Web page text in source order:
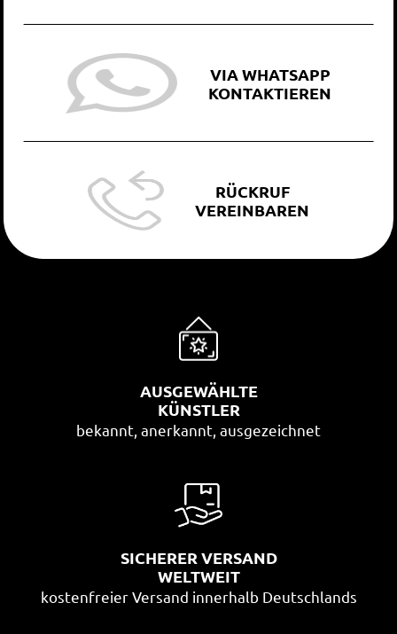
VIA WHATSAPP
KONTAKTIEREN
RÜCKRUF
VEREINBAREN
AUSGEWÄHLTE
KÜNSTLER
bekannt, anerkannt, ausgezeichnet
SICHERER VERSAND
WELTWEIT
kostenfreier Versand innerhalb Deutschlands